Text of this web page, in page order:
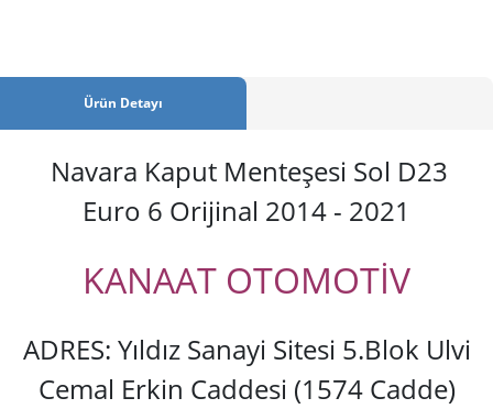
Ürün Detayı
Navara Kaput Menteşesi Sol D23
Euro 6 Orijinal 2014 - 2021
KANAAT OTOMOTİV
ADRES: Yıldız Sanayi Sitesi 5.Blok Ulvi
Cemal Erkin Caddesi (1574 Cadde)